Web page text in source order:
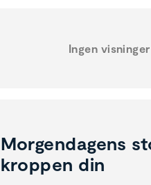
Ingen
Morgendagens
kroppen din